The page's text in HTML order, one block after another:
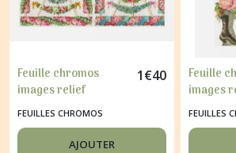
Feuille chromos
images relief
découpage collage
BORDURES DE FLEURS
7352
1€40
FEUILLES CHROMOS
AJOUTER
Feuille
images
BOTTES
7350
FEUILLES